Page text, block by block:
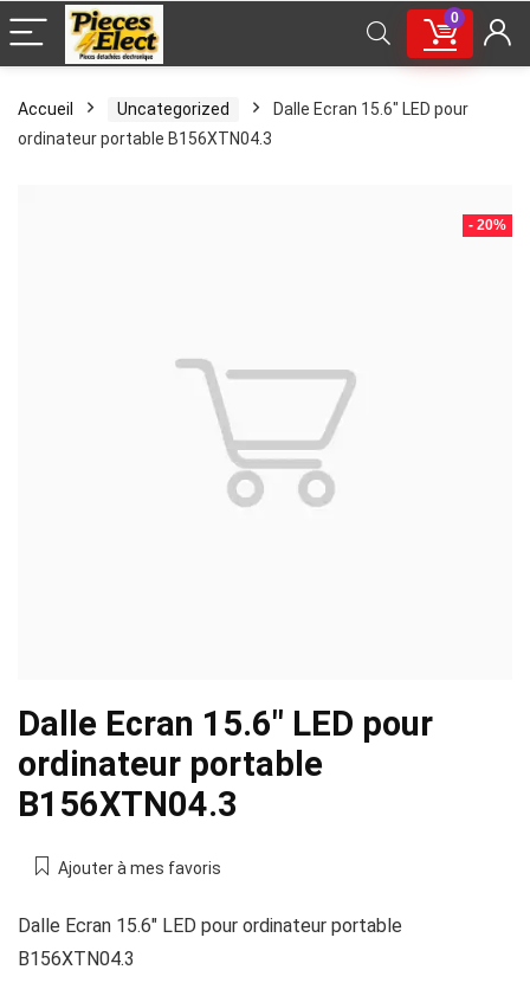
0
Accueil Uncategorized
Dalle Ecran 15.6″ LED pour
ordinateur portable B156XTN04.3
- 20%
Dalle Ecran 15.6″ LED pour
ordinateur portable
B156XTN04.3
Ajouter à mes favoris
Dalle Ecran 15.6″ LED pour ordinateur portable
B156XTN04.3